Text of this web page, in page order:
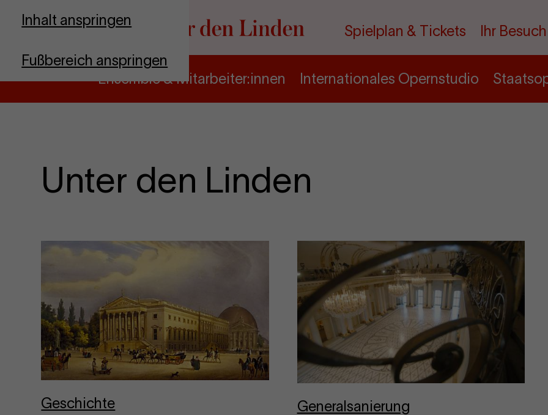
Inhalt anspringen
Fußbereich anspringen
Zur Startseite
Spielplan & Tickets Ihr Besuch
Ensemble & Mitarbeiter:innen Internationales Opernstudio
Unter den Linden
Ge­schich­te Ge­ne­ral­sa­nie­rung